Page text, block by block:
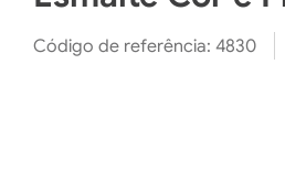
Código de referência: 4830